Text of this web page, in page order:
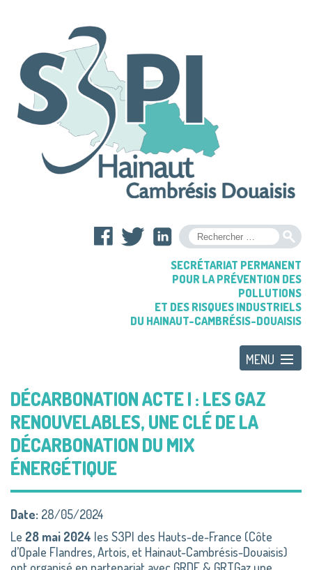
SECRÉTARIAT PERMANENT
POUR LA PRÉVENTION DES
POLLUTIONS
ET DES RISQUES INDUSTRIELS
DU HAINAUT-CAMBRÉSIS-DOUAISIS
DÉCARBONATION ACTE I : LES GAZ
RENOUVELABLES, UNE CLÉ DE LA
DÉCARBONATION DU MIX
ÉNERGÉTIQUE
Date: 28/05/2024
Le 28 mai 2024 les S3PI des Hauts-de-France (Côte
d’Opale Flandres, Artois, et Hainaut-Cambrésis-Douaisis)